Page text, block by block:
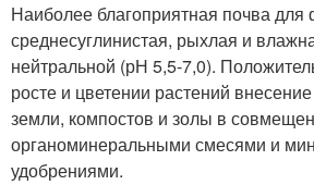
Наиболее благоприятная почва для
среднесуглинистая, рыхлая и
нейтральной (рН 5,5-7,0).
росте и цветении растений
земли, компостов и золы в
органоминеральными смесями и
удобрениями.